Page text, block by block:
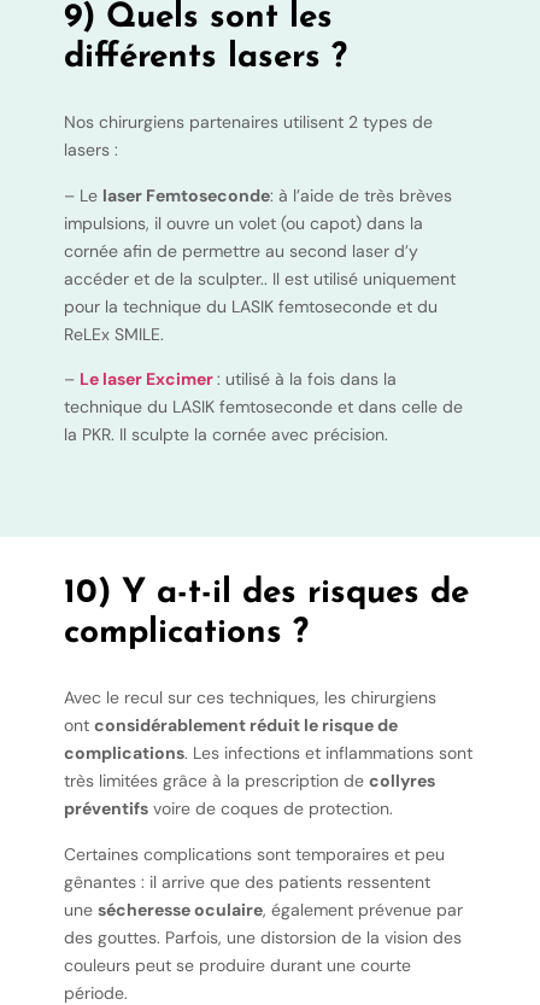
9) Quels sont les
différents lasers ?
Nos chirurgiens partenaires utilisent 2 types de
lasers :
– Le laser Femtoseconde: à l’aide de très brèves
impulsions, il ouvre un volet (ou capot) dans la
cornée afin de permettre au second laser d’y
accéder et de la sculpter.. Il est utilisé uniquement
pour la technique du LASIK femtoseconde et du
ReLEx SMILE.
– Le laser Excimer: utilisé à la fois dans la
technique du LASIK femtoseconde et dans celle de
la PKR. Il sculpte la cornée avec précision.
10) Y a-t-il des risques de
complications ?
Avec le recul sur ces techniques, les chirurgiens
ont considérablement réduit le risque de
complications. Les infections et inflammations sont
très limitées grâce à la prescription de collyres
préventifsvoire de coques de protection.
Certaines complications sont temporaires et peu
gênantes : il arrive que des patients ressentent
une sécheresse oculaire, également prévenue par
des gouttes. Parfois, une distorsion de la vision des
couleurs peut se produire durant une courte
période.